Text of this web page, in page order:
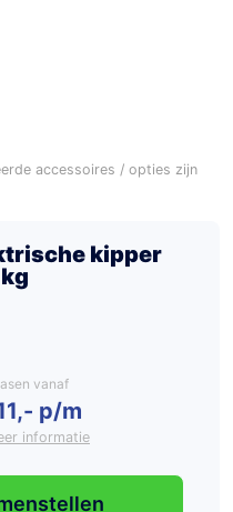
accessoires / opties zijn
kipper
vanaf
p/m
informatie